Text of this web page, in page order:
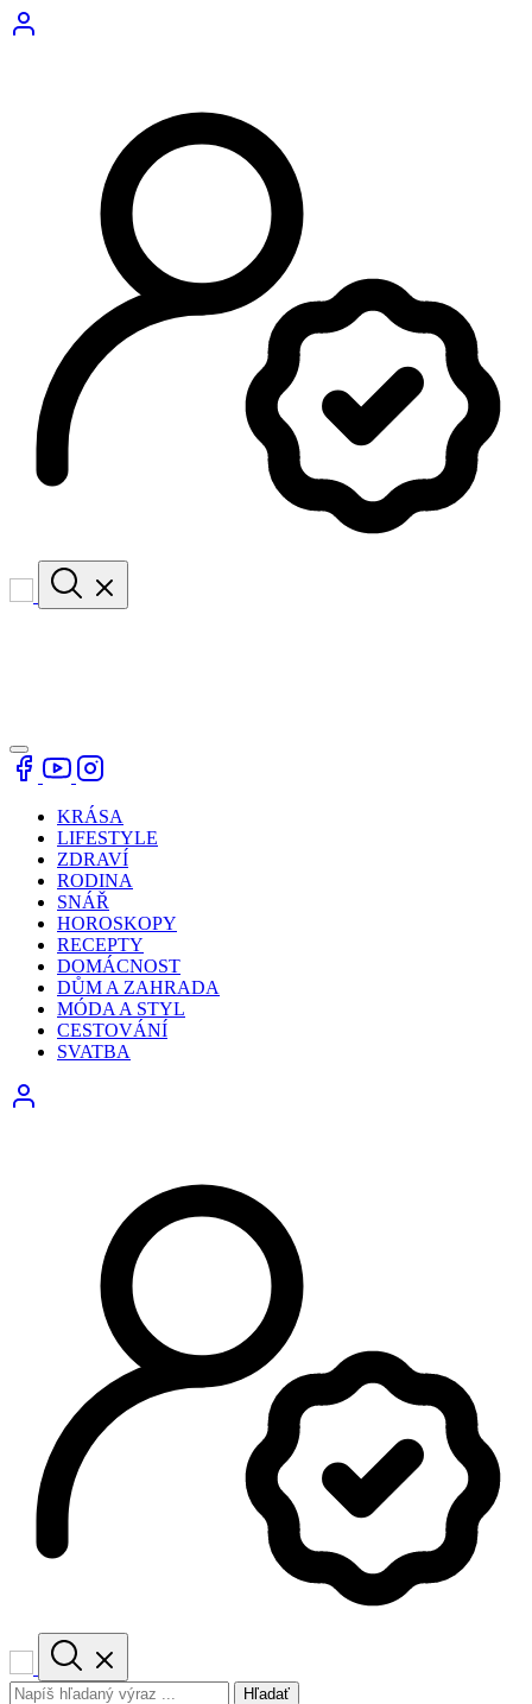
KRÁSA
LIFESTYLE
ZDRAVÍ
RODINA
SNÁŘ
HOROSKOPY
RECEPTY
DOMÁCNOST
DŮM A ZAHRADA
MÓDA A STYL
CESTOVÁNÍ
SVATBA
Hľadať